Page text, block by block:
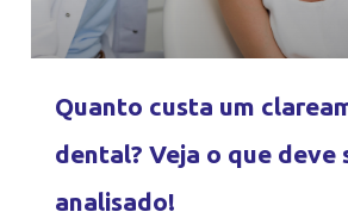
Quanto custa um
dental? Veja o que deve
analisado!